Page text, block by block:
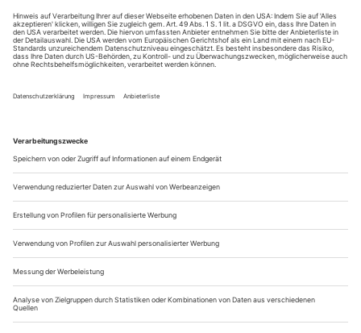
Stücke ’09 – das multikulturelle Grußwort
Auch wenn die Best-of-Festivals in diesem Jahr, das Berliner
Theatertreffen und die Mülheimer «Stücke ’09», in ihrer Auswahl
hoffnungslos metropolenlastig sind, kommen die guten Ideen oft aus
der Provinz. In Darmstadt, wo es neben der Deutschen Akademie für
Spielplanhinweise auch ins Italienische, Spanische und Türkische zu
übersetzen. Im Einwanderungsland Deutschland eigentlich eine
naheliegende Idee.
Wir haben das gleich mal auf Spanisch und Türkisch ausprobiert –
mit einem besonderen Grußwort
zu «Stücke ’09», die das deutschsprachige Dramentreffen zunehmend
Richtung Ausland öffnen.
Mülheim, internacional